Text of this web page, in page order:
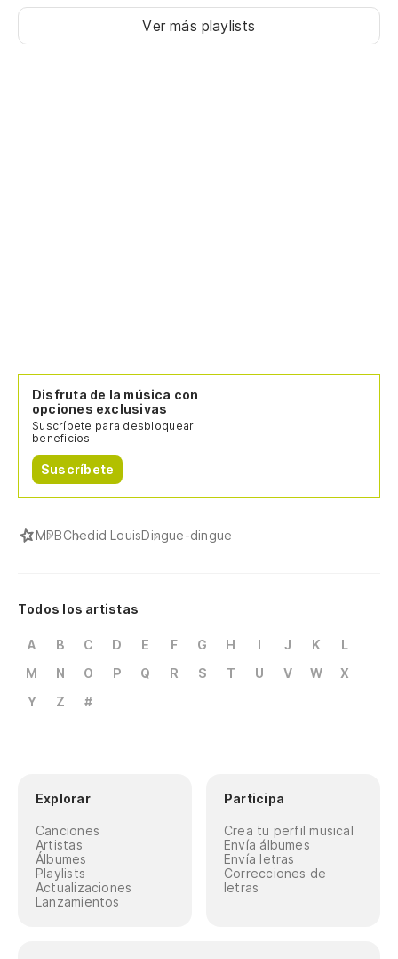
Ver más playlists
Disfruta de la música con
opciones exclusivas
Suscríbete para desbloquear
beneficios.
Suscríbete
MPBChedid LouisDingue-dingue
Todos los artistas
A B C D E F G H I J K
L
M
N O P Q R S T U V W
X
Y
Z #
Explorar
Canciones
Artistas
Álbumes
Playlists
Actualizaciones
Lanzamientos
Participa
Crea tu perfil musical
Envía álbumes
Envía letras
Correcciones de
letras